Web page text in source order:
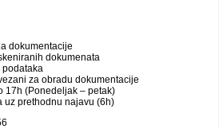
dokumentacije
dokumenata
za obradu dokumentacije
17h (Ponedeljak – petak)
uz prethodnu najavu (6h)